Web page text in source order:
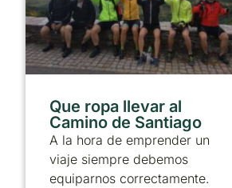
Que ropa llevar al
Camino de Santiago
A la hora de emprender un
viaje siempre debemos
equiparnos correctamente.